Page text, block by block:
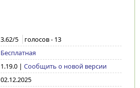
3.62/5 голосов - 13
Бесплатная
1.19.0| Сообщить о новой версии
02.12.2025